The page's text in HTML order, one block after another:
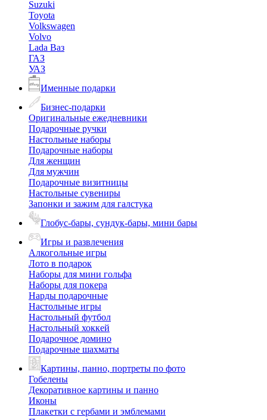
Suzuki
Toyota
Volkswagen
Volvo
Lada Ваз
ГАЗ
УАЗ
Именные подарки
Бизнес-подарки
Оригинальные ежедневники
Подарочные ручки
Настольные наборы
Подарочные наборы
Для женщин
Для мужчин
Подарочные визитницы
Настольные сувениры
Запонки и зажим для галстука
Глобус-бары, сундук-бары, мини бары
Игры и развлечения
Алкогольные игры
Лото в подарок
Наборы для мини гольфа
Наборы для покера
Нарды подарочные
Настольные игры
Настольный футбол
Настольный хоккей
Подарочное домино
Подарочные шахматы
Картины, панно, портреты по фото
Гобелены
Декоративное картины и панно
Иконы
Плакетки с гербами и эмблемами